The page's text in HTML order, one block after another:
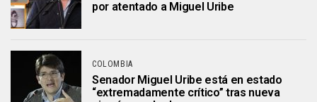
por atentado a Miguel Uribe
COLOMBIA
Senador Miguel Uribe está en estado
“extremadamente crítico” tras nueva